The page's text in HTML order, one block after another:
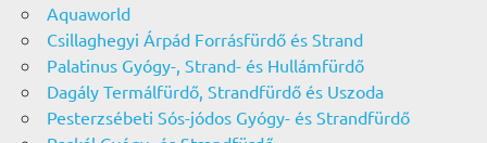
Aquaworld
Csillaghegyi Árpád Forrásfürdő és Strand
Palatinus Gyógy-, Strand- és Hullámfürdő
Dagály Termálfürdő, Strandfürdő és Uszoda
Pesterzsébeti Sós-jódos Gyógy- és Strandfürdő